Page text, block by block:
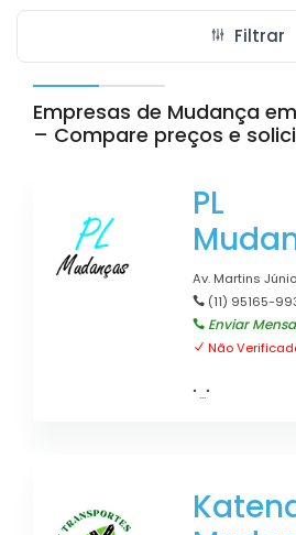
Filtrar
Empresas de Mudança
– Compare preços e
PL
Av. Martins
(11) 95165-
Enviar
Não
" ..."